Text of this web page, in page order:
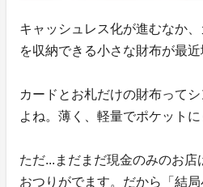
キャッシュレス化が進むなか
を収納できる小さな財布が最近
カードとお札だけの財布って
よね。薄く、軽量でポケットに
ただ...まだまだ現金のみのお
おつりがでます。だから「結局